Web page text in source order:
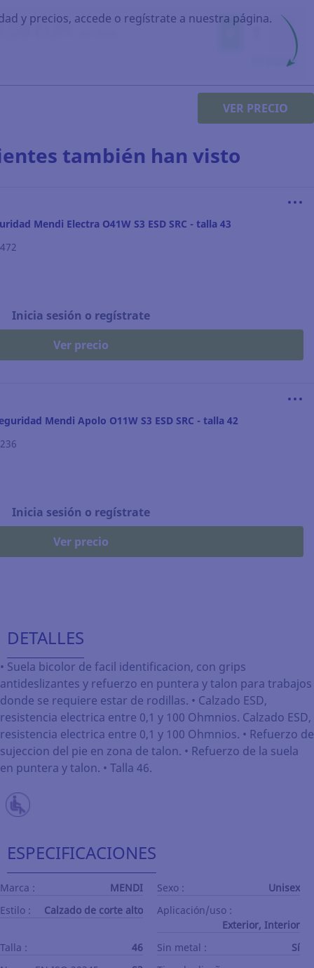
y precios, accede o regístrate a nuestra página.
VER PRECIO
también han visto
Mendi Electra O41W S3 ESD SRC - talla 43
Inicia sesión o regístrate
Ver precio
Mendi Apolo O11W S3 ESD SRC - talla 42
Inicia sesión o regístrate
Ver precio
DETALLES
• Suela bicolor de facil identificacion, con grips
antideslizantes y refuerzo en puntera y talon para trabajos
donde se requiere estar de rodillas. • Calzado ESD,
resistencia electrica entre 0,1 y 100 Ohmnios. Calzado ESD,
resistencia electrica entre 0,1 y 100 Ohmnios. • Refuerzo de
sujeccion del pie en zona de talon. • Refuerzo de la suela
en puntera y talon. • Talla 46.
ESPECIFICACIONES
Marca : MENDI Sexo :
Unisex
Estilo :
Calzado de corte alto
Aplicación/uso :
Exterior, Interior
Talla :
46 Sin metal :
Sí